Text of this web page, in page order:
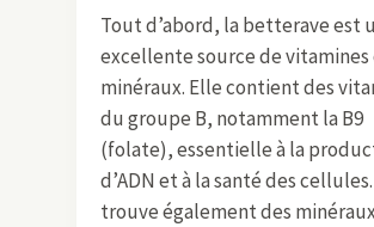
Tout d’abord, la betterave est
excellente source de vitamines
minéraux. Elle contient des
du groupe B, notamment la B9
(folate), essentielle à la
d’ADN et à la santé des
trouve également des